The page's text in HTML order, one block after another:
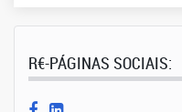
R€-PÁGINAS SOCIAIS: